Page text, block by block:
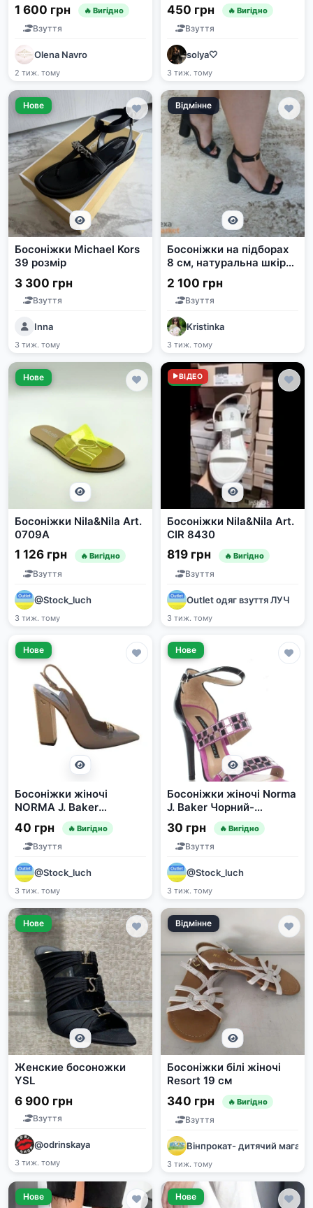
розмір
1 600 грн 🔥 Вигідно
Взуття
Olena Navro
2 тиж. тому
450 грн 🔥 Вигідно
Взуття
solya🤍
3 тиж. тому
Нове
Босоніжки Michael Kors
39 розмір
3 300 грн
Взуття
Inna
3 тиж. тому
Відмінне
Босоніжки на підборах
8 см, натуральна шкіра,
Італія, розмір 38
2 100 грн
Взуття
Kristinka
3 тиж. тому
Нове
Босоніжки Nila&Nila Art.
0709A
1 126 грн 🔥 Вигідно
Взуття
@Stock_luch
3 тиж. тому
Нове
ВІДЕО
Босоніжки Nila&Nila Art.
CIR 8430
819 грн 🔥 Вигідно
Взуття
Outlet одяг взуття ЛУЧ
3 тиж. тому
Нове
Босоніжки жіночі
NORMA J. Baker
7645E5E бежеві р. 36
40 грн 🔥 Вигідно
Взуття
@Stock_luch
3 тиж. тому
Нове
Босоніжки жіночі Norma
J. Baker Чорний-
Рожевий р. 37 арт 7555
30 грн 🔥 Вигідно
Взуття
@Stock_luch
3 тиж. тому
Нове
Женские босоножки
YSL
6 900 грн
Взуття
@odrinskaya
3 тиж. тому
Відмінне
Босоніжки білі жіночі
Resort 19 см
340 грн 🔥 Вигідно
Взуття
Вінпрокат- дитячий
3 тиж. тому
Нове Нове